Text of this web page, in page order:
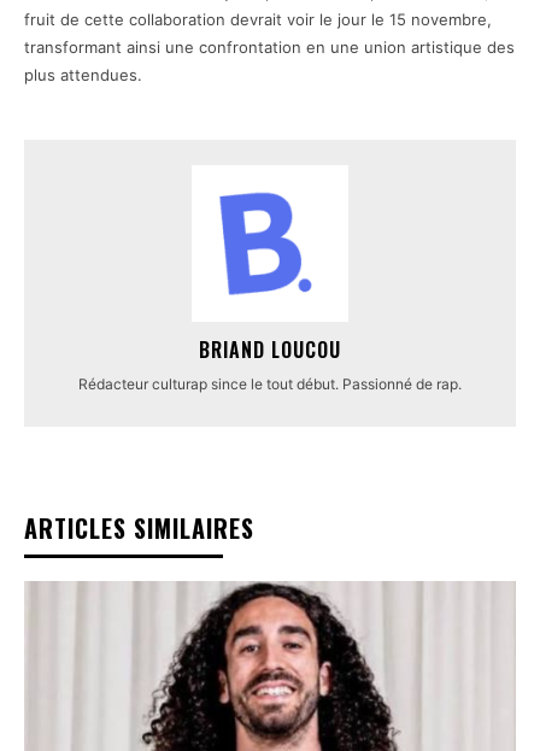
fruit de cette collaboration devrait voir le jour le 15 novembre,
transformant ainsi une confrontation en une union artistique des
plus attendues.
BRIAND LOUCOU
Rédacteur culturap since le tout début. Passionné de rap.
ARTICLES SIMILAIRES